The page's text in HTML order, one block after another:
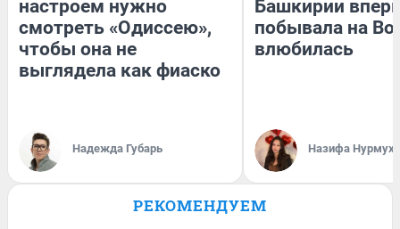
настроем нужно
смотреть «Одиссею»,
чтобы она не
выглядела как фиаско
Надежда Губарь
Башкирии
побывала на
влюбилась
Назифа
РЕКОМЕНДУЕМ